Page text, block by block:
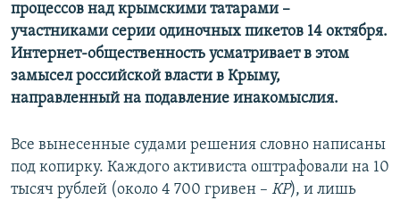
процессов над крымскими татарами –
участниками серии одиночных пикетов 14 октября.
Интернет-общественность усматривает в этом
замысел российской власти в Крыму,
направленный на подавление инакомыслия.
Все вынесенные судами решения словно написаны
под копирку. Каждого активиста оштрафовали на 10
тысяч рублей (около 4 700 гривен – КР), и лишь